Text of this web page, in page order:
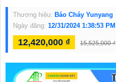
Thương hiệu: Báo Cháy Yunyang
Ngày đăng: 12/31/2024 1:38:53 PM
12,420,000 ₫ 15,525,000 ₫